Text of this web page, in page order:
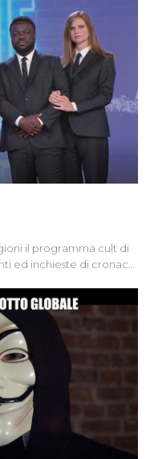
d'ombra sul Mostro di
oggi avvolte in un
dello speciale anche
ne...
il programma cult di
ed inchieste di cronaca